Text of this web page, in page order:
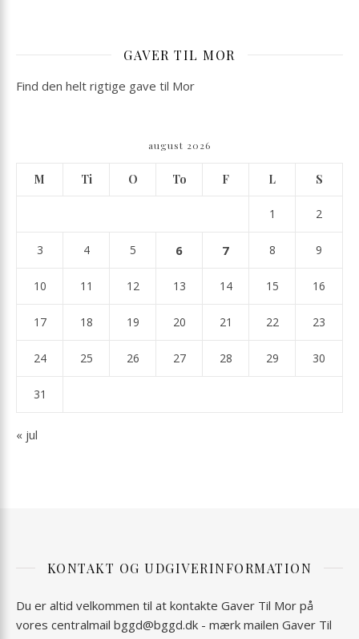
GAVER TIL MOR
Find den helt rigtige gave til Mor
august 2026
M Ti O To F L S
1 2
3 4 5 6 7 8 9
10 11 12 13 14 15 16
17 18 19 20 21 22 23
24 25 26 27 28 29 30
31
« jul
KONTAKT OG UDGIVERINFORMATION
Du er altid velkommen til at kontakte Gaver Til Mor på
vores centralmail bggd@bggd.dk - mærk mailen Gaver Til